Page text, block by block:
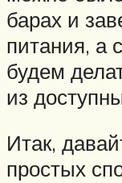
барах и
питания, а
будем
из
Итак,
простых